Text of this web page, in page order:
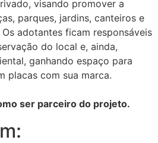
visando promover a
parques, jardins, canteiros e
adotantes ficam responsáveis
do local e, ainda,
ganhando espaço para
placas com sua marca.
ser parceiro do projeto.